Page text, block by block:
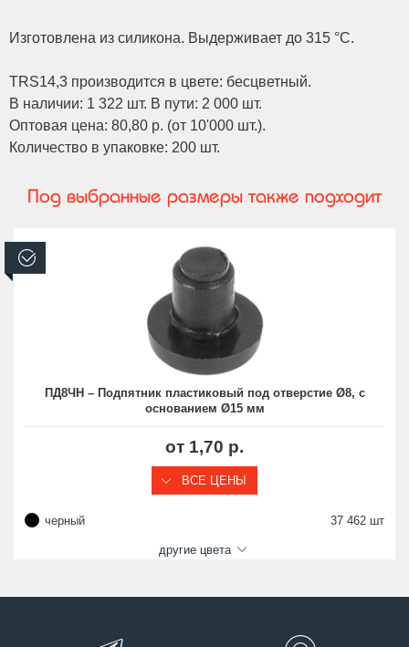
Изготовлена из силикона. Выдерживает до 315 °С.
TRS14,3 производится в цвете: бесцветный.
В наличии: 1 322 шт. В пути: 2 000 шт.
Оптовая цена: 80,80 р. (от 10'000 шт.).
Количество в упаковке: 200 шт.
Под выбранные размеры также подходит
ПД8ЧН – Подпятник пластиковый под отверстие Ø8, с
основанием Ø15 мм
от 1,70 р.
ВСЕ ЦЕНЫ
черный 37 462 шт
другие цвета